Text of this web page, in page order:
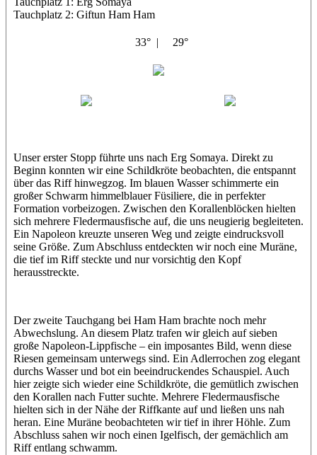
Tauchplatz 2: Giftun Ham Ham
33° | 29°
Unser erster Stopp führte uns nach Erg Somaya. Direkt zu
Beginn konnten wir eine Schildkröte beobachten, die entspannt
über das Riff hinwegzog. Im blauen Wasser schimmerte ein
großer Schwarm himmelblauer Füsiliere, die in perfekter
Formation vorbeizogen. Zwischen den Korallenblöcken hielten
sich mehrere Fledermausfische auf, die uns neugierig begleiteten.
Ein Napoleon kreuzte unseren Weg und zeigte eindrucksvoll
seine Größe. Zum Abschluss entdeckten wir noch eine Muräne,
die tief im Riff steckte und nur vorsichtig den Kopf
herausstreckte.
Der zweite Tauchgang bei Ham Ham brachte noch mehr
Abwechslung. An diesem Platz trafen wir gleich auf sieben
große Napoleon-Lippfische – ein imposantes Bild, wenn diese
Riesen gemeinsam unterwegs sind. Ein Adlerrochen zog elegant
durchs Wasser und bot ein beeindruckendes Schauspiel. Auch
hier zeigte sich wieder eine Schildkröte, die gemütlich zwischen
den Korallen nach Futter suchte. Mehrere Fledermausfische
hielten sich in der Nähe der Riffkante auf und ließen uns nah
heran. Eine Muräne beobachteten wir tief in ihrer Höhle. Zum
Abschluss sahen wir noch einen Igelfisch, der gemächlich am
Riff entlang schwamm.